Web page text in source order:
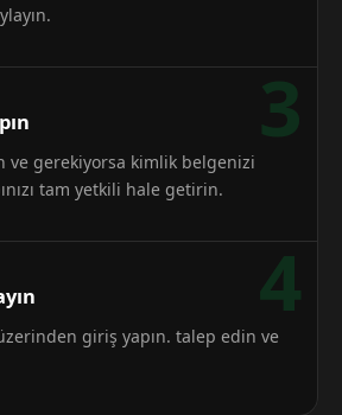
3
ve gerekiyorsa kimlik belgenizi
tam yetkili hale getirin.
4
giriş yapın. talep edin ve